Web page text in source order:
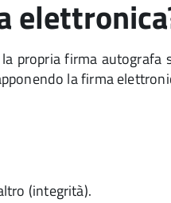
propria firma
la firma
(integrità).